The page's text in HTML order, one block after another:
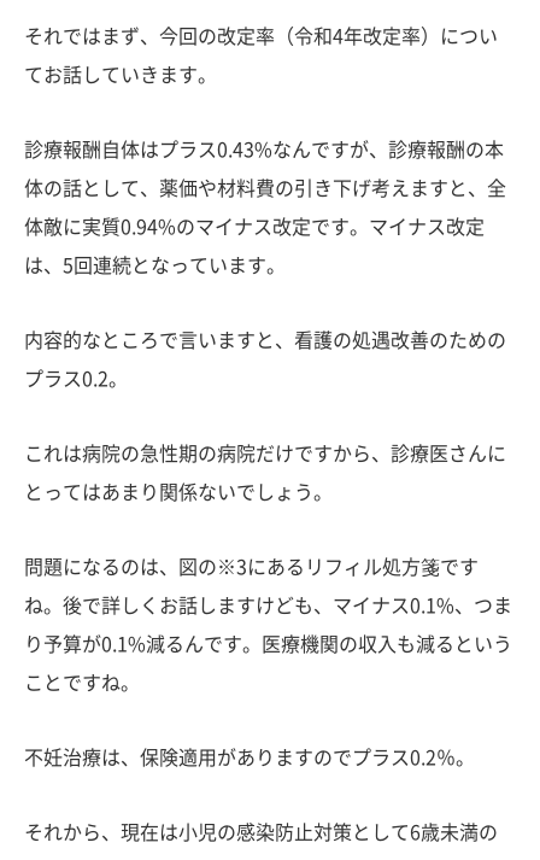
それではまず、今回の改定率（令和4年改定率）につい
てお話していきます。
診療報酬自体はプラス0.43%なんですが、診療報酬の本
体の話として、薬価や材料費の引き下げ考えますと、全
体敵に実質0.94%のマイナス改定です。マイナス改定
は、5回連続となっています。
内容的なところで言いますと、看護の処遇改善のための
プラス0.2。
これは病院の急性期の病院だけですから、診療医さんに
とってはあまり関係ないでしょう。
問題になるのは、図の※3にあるリフィル処方箋です
ね。後で詳しくお話しますけども、マイナス0.1%、つま
り予算が0.1%減るんです。医療機関の収入も減るという
ことですね。
不妊治療は、保険適用がありますのでプラス0.2％。
それから、現在は小児の感染防止対策として6歳未満の